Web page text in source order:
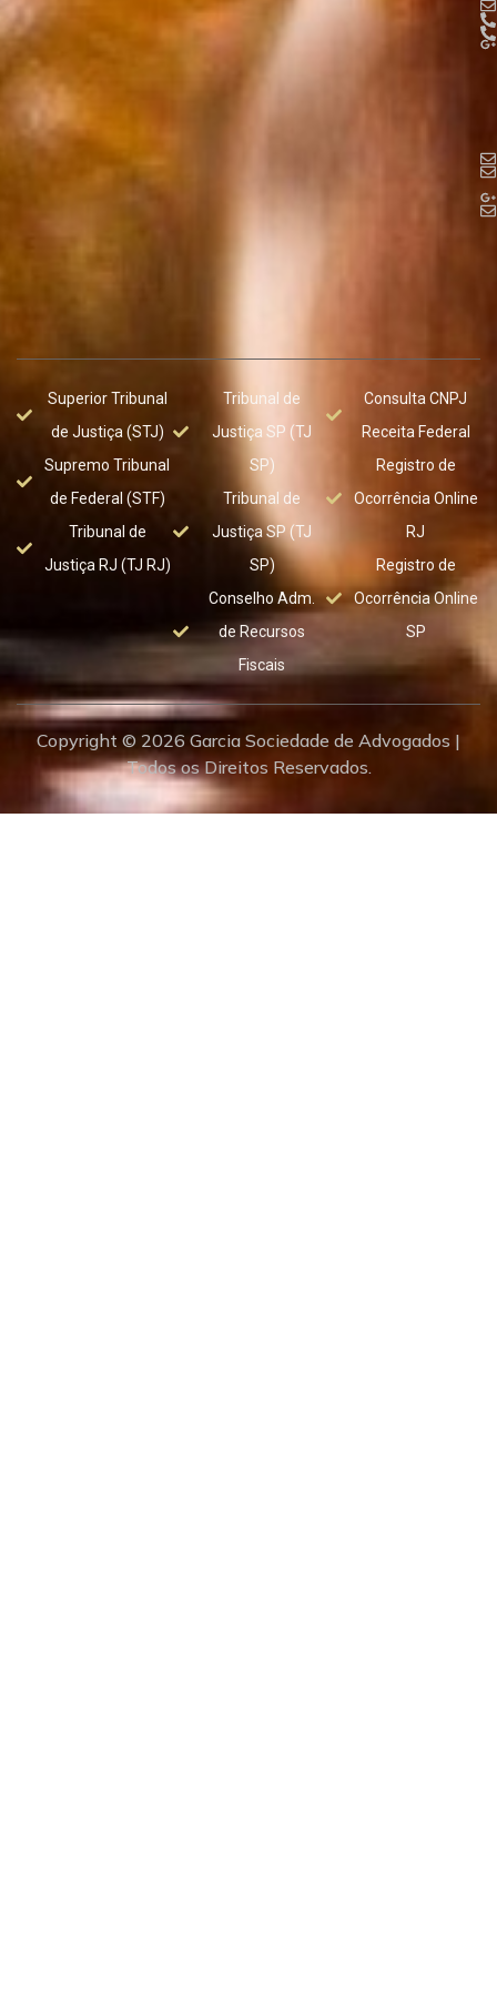
Superior Tribunal
de Justiça (STJ)
Supremo Tribunal
de Federal (STF)
Tribunal de
Justiça RJ (TJ RJ)
Tribunal de
Justiça SP (TJ
SP)
Tribunal de
Justiça SP (TJ
SP)
Conselho Adm.
de Recursos
Fiscais
Consulta CNPJ
Receita Federal
Registro de
Ocorrência Online
RJ
Registro de
Ocorrência Online
SP
Copyright © 2026 Garcia Sociedade de Advogados |
Todos os Direitos Reservados.